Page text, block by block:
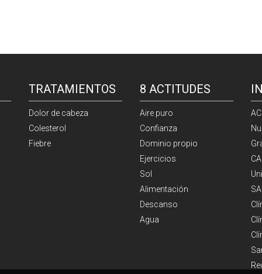
TRATAMIENTOS
Dolor de cabeza
Colesterol
Fiebre
8 ACTITUDES
Aire puro
Confianza
Dominio propio
Ejercicios
Sol
Alimentación
Descanso
Agua